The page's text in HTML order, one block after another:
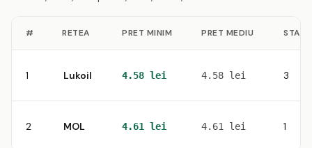
# RETEA PRET MINIM PRET MEDIU
1 Lukoil 4.58 lei 4.58 lei 3
2 MOL 4.61 lei 4.61 lei 1